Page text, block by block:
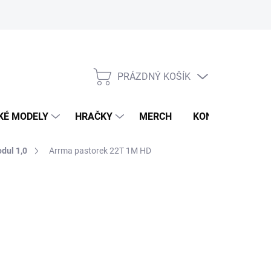
NÁKUPNÍ
PRÁZDNÝ KOŠÍK
MODELY HRAČKY MERCH KONTAKTY
1,0 Arrma pastorek 22T 1M HD